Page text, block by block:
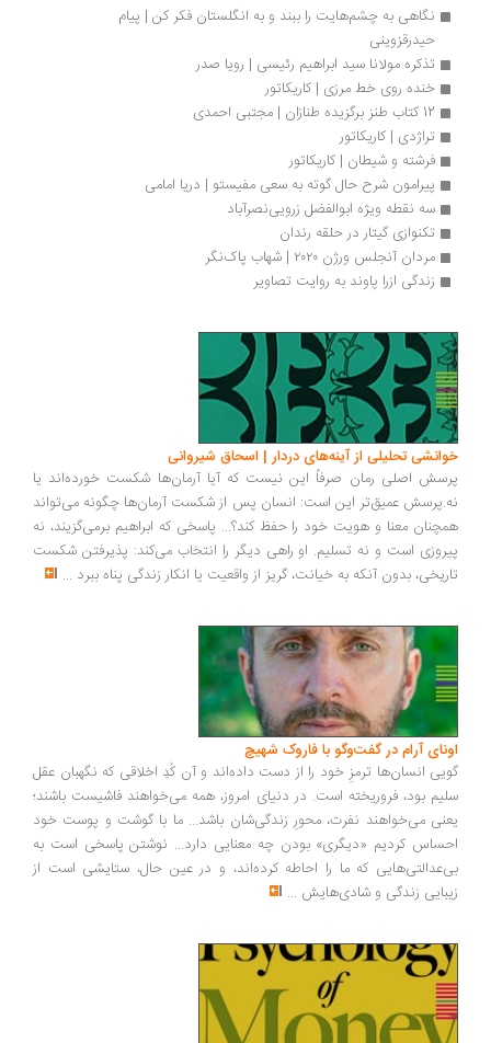
نگاهی به چشم‌هایت را ببند و به انگلستان فکر کن | پیام
حیدرقزوینی
تذکره مولانا سید ابراهیم رئیسی | رویا صدر
خنده روی خط مرزی | کاریکاتور
تراژدی | کاریکاتور
فرشته و شیطان | کاریکاتور
پیرامون شرح حال گوته به سعی مفیستو | دریا امامی
سه نقطه ویژه ابوالفضل زرویی‌نصرآباد
تکنوازی گیتار در حلقه رندان
مردان آنجلس ورژن ٢٠٢٠‏ | شهاب پاک‌نگر
زندگی ازرا پاوند به روایت تصاویر
تحلیلی از آینه‌های دردار | اسحاق شیروانی
اصلی رمان صرفاً این نیست که آیا آرمان‌ها شکست خورده‌اند یا
عمیق‌تر این است: انسان پس از شکست آرمان‌ها چگونه می‌تواند
معنا و هویت خود را حفظ کند؟... پاسخی که ابراهیم برمی‌گزیند، نه
است و نه تسلیم. او راهی دیگر را انتخاب می‌کند: پذیرفتن شکست
بدون آنکه به خیانت، گریز از واقعیت یا انکار زندگی پناه ببرد...
آرام در گفت‌وگو با فاروک شهیچ‭
انسان‌ها ترمزِ خود را از دست داده‌اند و آن کُدِ اخلاقی که نگهبان عقل
بود، فروریخته است. در دنیای امروز، همه می‌خواهند فاشیست باشند؛
می‌خواهند نفرت، محورِ زندگی‌شان باشد... ما با گوشت و پوست خود
کردیم «دیگری» بودن چه معنایی دارد... نوشتن پاسخی است به
که ما را احاطه کرده‌اند، و در عین حال، ستایشی است از
زندگی و شادی‌هایش...